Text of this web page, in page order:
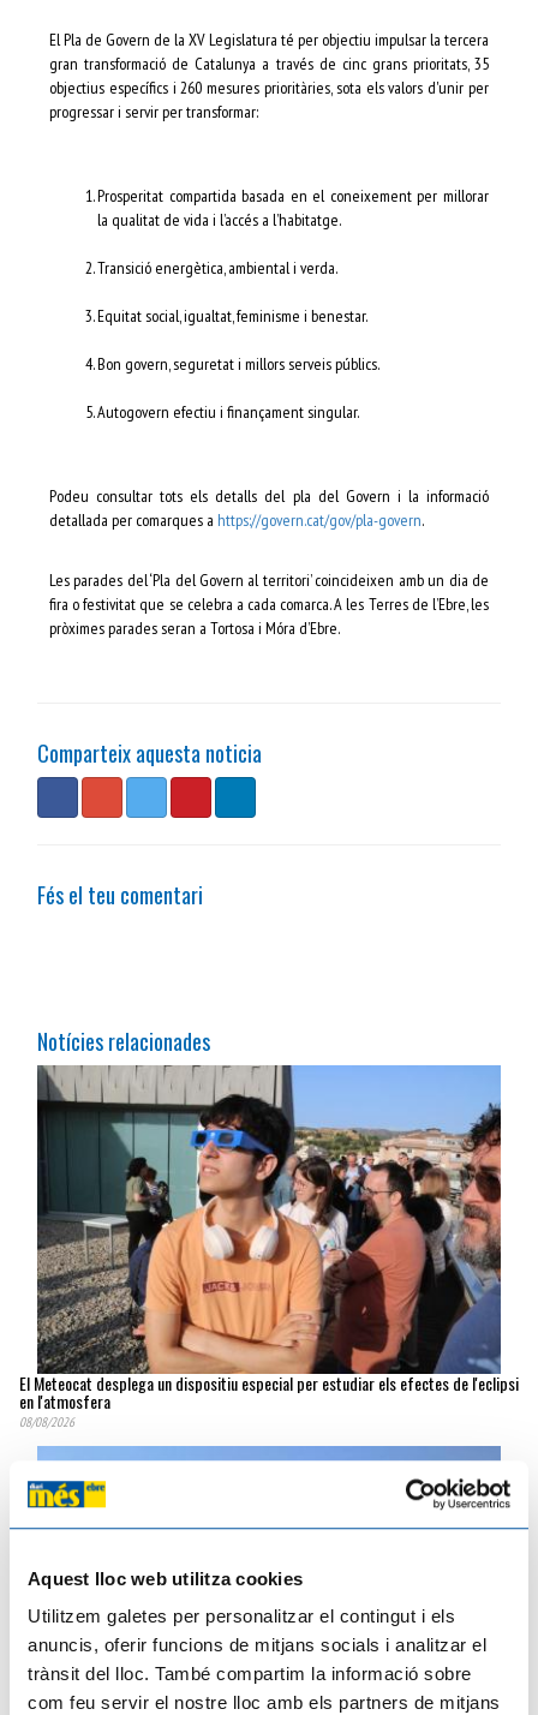
Aquest lloc web utilitza cookies
Utilitzem galetes per personalitzar el contingut i els
anuncis, oferir funcions de mitjans socials i analitzar el
trànsit del lloc. També compartim la informació sobre
com feu servir el nostre lloc amb els partners de mitjans
El Pla de Govern de la XV Legislatura té per objectiu impulsar la tercera
gran transformació de Catalunya a través de cinc grans prioritats, 35
objectius específics i 260 mesures prioritàries, sota els valors d'unir per
progressar i servir per transformar:
Prosperitat compartida basada en el coneixement per millorar
la qualitat de vida i l’accés a l’habitatge.
Transició energètica, ambiental i verda.
Equitat social, igualtat, feminisme i benestar.
Bon govern, seguretat i millors serveis públics.
Autogovern efectiu i finançament singular.
Podeu consultar tots els detalls del pla del Govern i la informació
detallada per comarques a https://govern.cat/gov/pla-govern.
Les parades del ‘Pla del Govern al territori’ coincideixen amb un dia de
fira o festivitat que se celebra a cada comarca. A les Terres de l’Ebre, les
pròximes parades seran a Tortosa i Móra d’Ebre.
Comparteix aquesta noticia
Fés el teu comentari
Notícies relacionades
El Meteocat desplega un dispositiu especial per estudiar els efectes de l'eclipsi
en l'atmosfera
08/08/2026